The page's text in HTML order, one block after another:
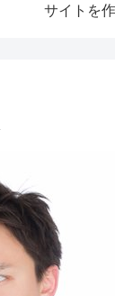
サイトを